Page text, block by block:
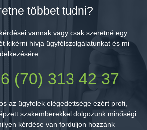
többet tudni?
vannak vagy csak szeretné egy
kikérni hívja ügyfélszolgálatunkat és mi
(70) 313 42 37
az ügyfelek elégedettsége ezért profi,
szakemberekkel dolgozunk minőségi
kérdése van forduljon hozzánk